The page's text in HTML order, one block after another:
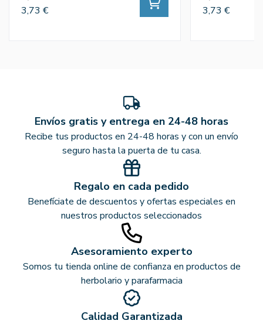
3,73 €
3,73 €
Envíos gratis y entrega en 24-48 horas
Recibe tus productos en 24-48 horas y con un envío
seguro hasta la puerta de tu casa.
Regalo en cada pedido
Benefíciate de descuentos y ofertas especiales en
nuestros productos seleccionados
Asesoramiento experto
Somos tu tienda online de confianza en productos de
herbolario y parafarmacia
Calidad Garantizada